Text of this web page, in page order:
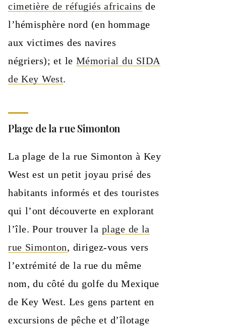
cimetière de réfugiés africains de
l’hémisphère nord (en hommage
aux victimes des navires
négriers); et le Mémorial du SIDA
de Key West.
Plage de la rue Simonton
La plage de la rue Simonton à Key
West est un petit joyau prisé des
habitants informés et des touristes
qui l’ont découverte en explorant
l’île. Pour trouver la plage de la
rue Simonton, dirigez-vous vers
l’extrémité de la rue du même
nom, du côté du golfe du Mexique
de Key West. Les gens partent en
excursions de pêche et d’îlotage